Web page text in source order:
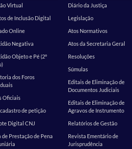
Virtual
de Inclusão Digital
Online
Negativa
Objeto e Pé (2º
dos Foros
Oficiais
de petição
Digital CNJ
de Prestação de Pena
Diário da Justiça
Legislação
Atos Normativos
Atos da Secretaria Geral
Resoluções
Súmulas
Editais de Eliminação de
Documentos Judiciais
Editais de Eliminação de
Agravos de Instrumento
Relatórios de Gestão
Revista Ementário de
Jurisprudência